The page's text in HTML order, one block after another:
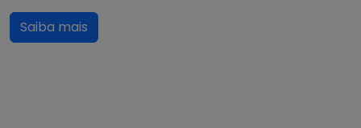
Saiba mais